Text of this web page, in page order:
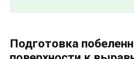
Подготовка